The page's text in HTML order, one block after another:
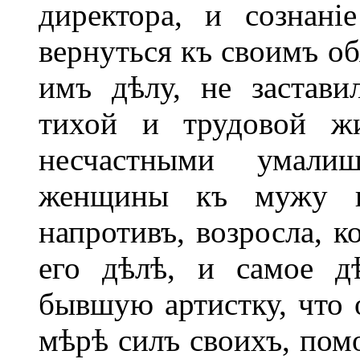
директора, и
вернуться къ своимъ
имъ дѣлу, не
тихой и трудовой
несчастными
женщины къ мужу
напротивъ, возросла,
его дѣлѣ, и самое
бывшую артистку, что
мѣрѣ силъ своихъ,